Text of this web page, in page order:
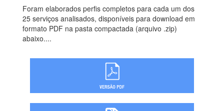
Foram elaborados perfis completos para cada um dos
25 serviços analisados, disponíveis para download em
formato PDF na pasta compactada (arquivo .zip)
abaixo....